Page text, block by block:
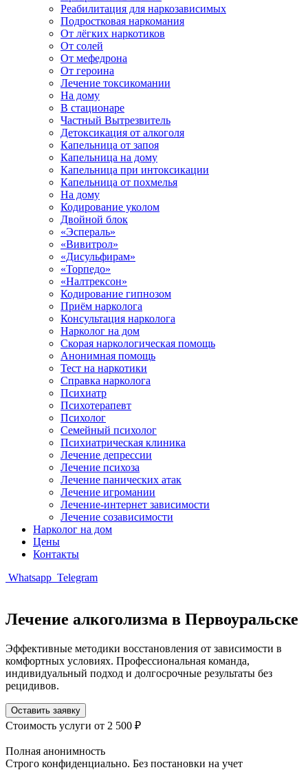
Реабилитация для наркозависимых
Подростковая наркомания
От лёгких наркотиков
От солей
От мефедрона
От героина
Лечение токсикомании
На дому
В стационаре
Частный Вытрезвитель
Детоксикация от алкоголя
Капельница от запоя
Капельница на дому
Капельница при интоксикации
Капельница от похмелья
На дому
Кодирование уколом
Двойной блок
«Эспераль»
«Вивитрол»
«Дисульфирам»
«Торпедо»
«Налтрексон»
Кодирование гипнозом
Приём нарколога
Консультация нарколога
Нарколог на дом
Скорая наркологическая помощь
Анонимная помощь
Тест на наркотики
Справка нарколога
Психиатр
Психотерапевт
Психолог
Семейный психолог
Психиатрическая клиника
Лечение депрессии
Лечение психоза
Лечение панических атак
Лечение игромании
Лечение-интернет зависимости
Лечение созависимости
Нарколог на дом
Цены
Контакты
Whatsapp Telegram
Лечение алкоголизма в Первоуральске
Эффективные методики восстановления от зависимости в
комфортных условиях. Профессиональная команда,
индивидуальный подход и долгосрочные результаты без
рецидивов.
Оставить заявку
Стоимость услуги от 2 500 ₽
Полная анонимность
Строго конфиденциально. Без постановки на учет